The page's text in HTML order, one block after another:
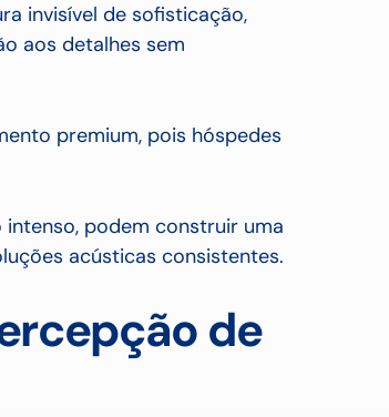
invisível de sofisticação,
aos detalhes sem
premium, pois hóspedes
podem construir uma
acústicas consistentes.
de